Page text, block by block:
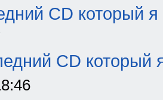
CD который я
CD который